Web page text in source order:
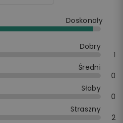
Doskonały
Dobry
1
Średni
0
Słaby
0
Straszny
2